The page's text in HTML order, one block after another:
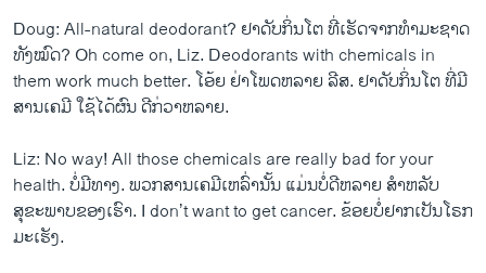
Doug: All-natural deodorant? ຢາ​ດັບ​ກິ່ນ​ໂຕ ທີ່​ເຮັດ​ຈາກ​ທຳ​ມະ​ຊາດ​
ທັງ​ໝົດ? Oh come on, Liz. Deodorants with chemicals in
them work much better. ​ໂອ້​ຍ ຢ່າ​ໂພດ​ຫລາຍ ລີ​ສ. ຢາ​ດັບ​ກິ່ນ​ໂຕ ທີ່​ມີ​
ສານ​ເຄມີ ​ໃຊ້​ໄດ້ຜົນ​ ດີກ່ວາ​ຫລາຍ.
Liz: No way! All those chemicals are really bad for your
health. ບໍ່​ມີ​ທາງ. ພວກ​ສານ​ເຄມີ​ເຫລົ່າ​ນັ້ນ ​ແມ່ນ​ບໍ່​ດີ​ຫລາຍ ສຳ​ຫລັບ​
ສຸຂະພາບ​ຂອງ​ເຮົາ. I don’t want to get cancer. ຂ້ອຍ​ບໍ່​ຢາ​ກ​ເປັນ​ໂຣກ
ມະ​ເຮັງ.